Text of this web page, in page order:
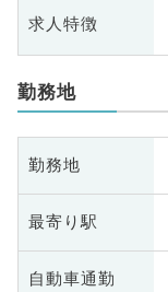
求人特徴
勤務地
勤務地
最寄り駅
自動車通勤